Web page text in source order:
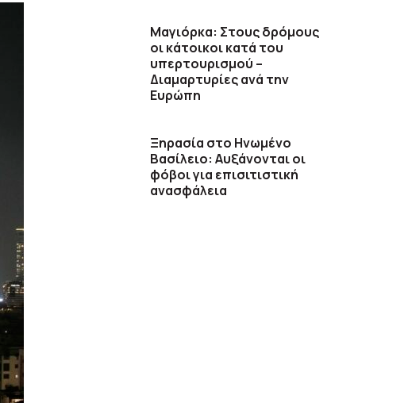
Μαγιόρκα: Στους δρόμους
οι κάτοικοι κατά του
υπερτουρισμού –
Διαμαρτυρίες ανά την
Ευρώπη
Ξηρασία στο Ηνωμένο
Βασίλειο: Αυξάνονται οι
φόβοι για επισιτιστική
ανασφάλεια